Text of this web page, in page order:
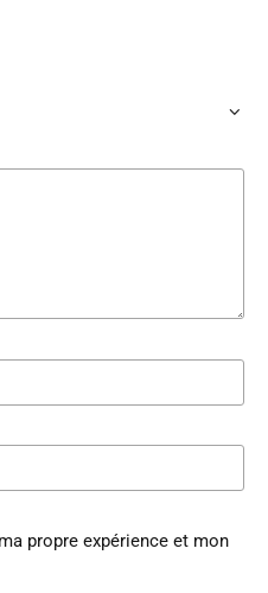
propre expérience et mon